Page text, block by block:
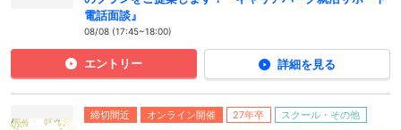
電話面談』
08/08 (17:45~18:00)
エントリー 詳細を見る
締切間近 オンライン開催 27年卒 スクール・その他